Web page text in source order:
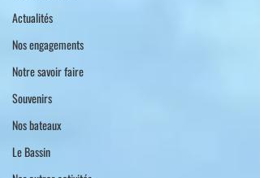
Actualités
Nos engagements
Notre savoir faire
Souvenirs
Nos bateaux
Le Bassin